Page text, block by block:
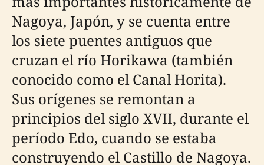
Nagoya, Japón, y se cuenta entre
los siete puentes antiguos que
cruzan el río Horikawa (también
conocido como el Canal Horita).
Sus orígenes se remontan a
principios del siglo XVII, durante el
período Edo, cuando se estaba
construyendo el Castillo de Nagoya.